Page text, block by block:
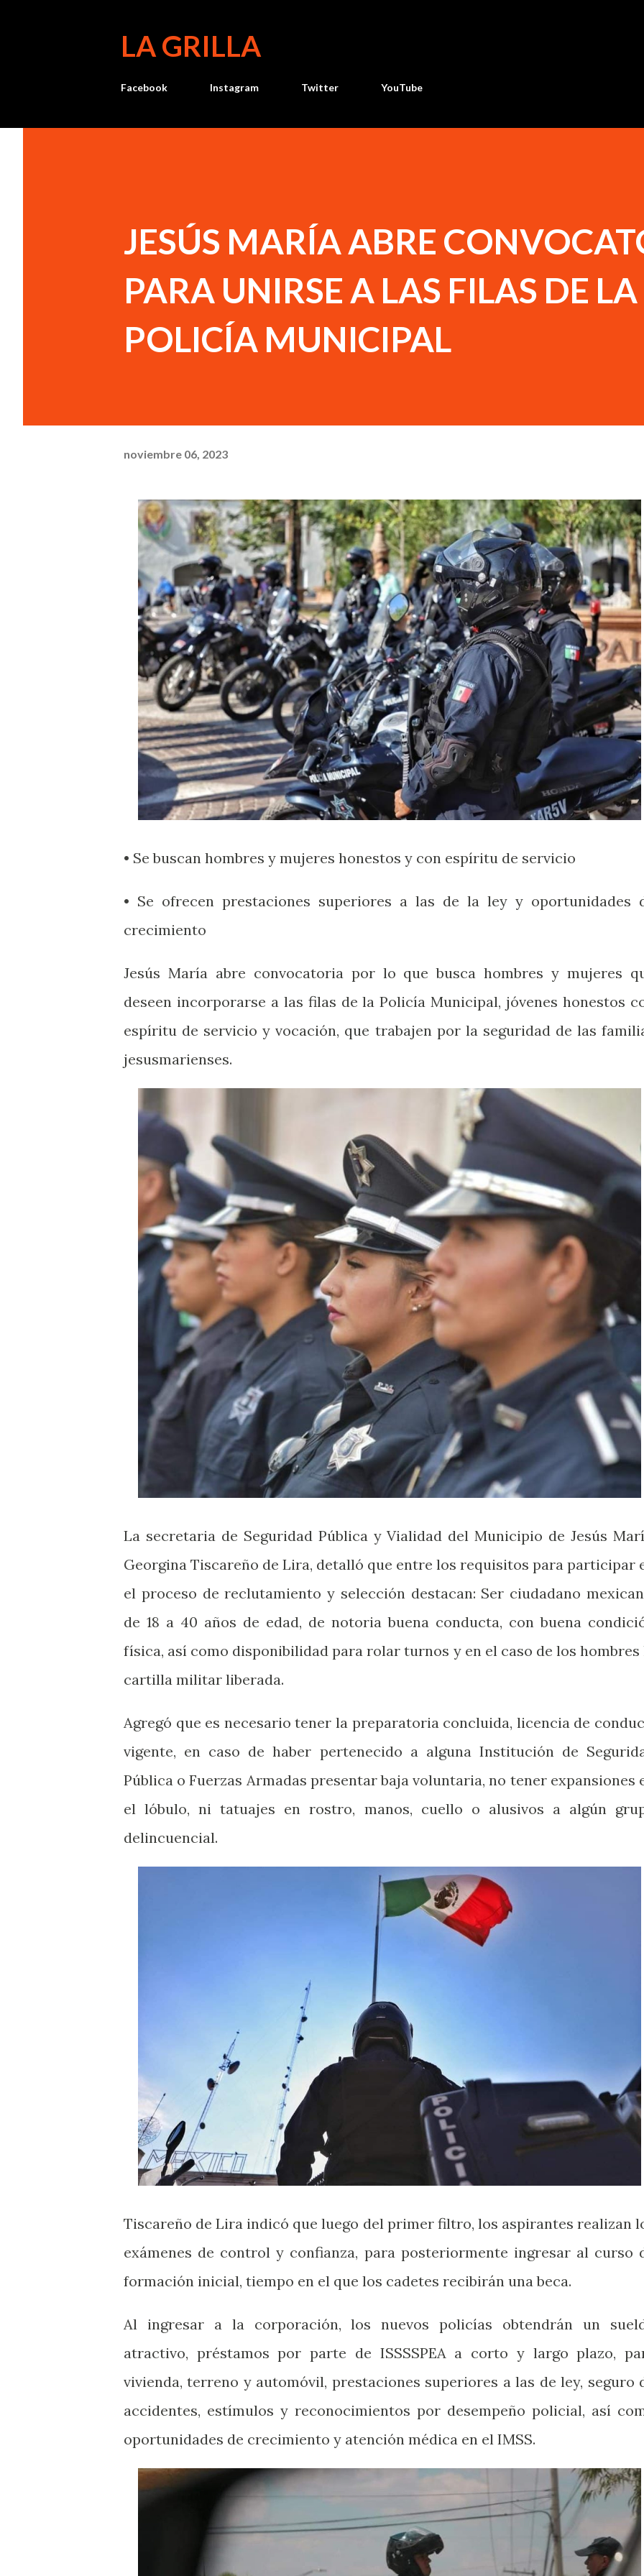
LA GRILLA
Facebook Instagram Twitter YouTube
JESÚS MARÍA ABRE
PARA UNIRSE A LAS FILAS DE LA
POLICÍA MUNICIPAL
noviembre 06, 2023
• Se buscan hombres y mujeres honestos y con espíritu de servicio
• Se ofrecen prestaciones superiores a las de la ley y oportunidades
crecimiento
Jesús María abre convocatoria por lo que busca hombres y mujeres
deseen incorporarse a las filas de la Policía Municipal, jóvenes honestos
espíritu de servicio y vocación, que trabajen por la seguridad de las
jesusmarienses.
La secretaria de Seguridad Pública y Vialidad del Municipio de Jesús
Georgina Tiscareño de Lira, detalló que entre los requisitos para participar
el proceso de reclutamiento y selección destacan: Ser ciudadano
de 18 a 40 años de edad, de notoria buena conducta, con buena
física, así como disponibilidad para rolar turnos y en el caso de los hombres
cartilla militar liberada.
Agregó que es necesario tener la preparatoria concluida, licencia de
vigente, en caso de haber pertenecido a alguna Institución de
Pública o Fuerzas Armadas presentar baja voluntaria, no tener expansiones
el lóbulo, ni tatuajes en rostro, manos, cuello o alusivos a algún
delincuencial.
Tiscareño de Lira indicó que luego del primer filtro, los aspirantes realizan
exámenes de control y confianza, para posteriormente ingresar al curso
formación inicial, tiempo en el que los cadetes recibirán una beca.
Al ingresar a la corporación, los nuevos policías obtendrán un
atractivo, préstamos por parte de ISSSSPEA a corto y largo plazo,
vivienda, terreno y automóvil, prestaciones superiores a las de ley, seguro
accidentes, estímulos y reconocimientos por desempeño policial, así
oportunidades de crecimiento y atención médica en el IMSS.